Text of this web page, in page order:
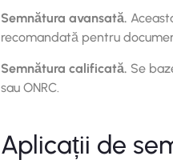
Semnătura avansată.
recomandată pentru
Semnătura calificată. Se
sau ONRC.
Aplicații de